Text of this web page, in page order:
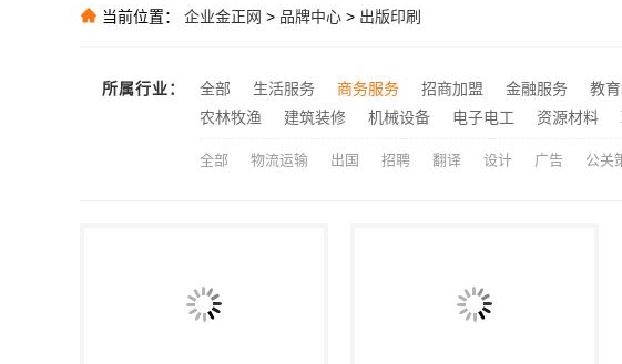
独栋私宅重钢建房公司，云南晟
推荐
当前位置： 企业金正网 > 品牌中心 > 出版印刷
所属行业： 全部 生活服务 商务服务 招商加盟 金融服务 教育
农林牧渔
建筑装修 机械设备 电子电工 资源材料
全部 物流运输 出国 招聘 翻译 设计 广告 公关